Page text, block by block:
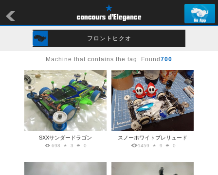
フロントヒクオ
Machine that contains the tag. Found 700
SXXサンダードラゴン
698 3 0
スノーホワイトプレリュード
1459 9 0